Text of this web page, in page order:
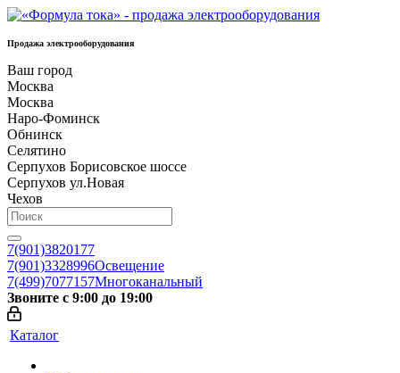
Продажа электрооборудования
Ваш город
Москва
Москва
Наро-Фоминск
Обнинск
Селятино
Серпухов Борисовское шоссе
Серпухов ул.Новая
Чехов
7(901)3820177
7(901)3328996Освещение
7(499)7077157Многоканальный
Звоните с 9:00 до 19:00
Каталог